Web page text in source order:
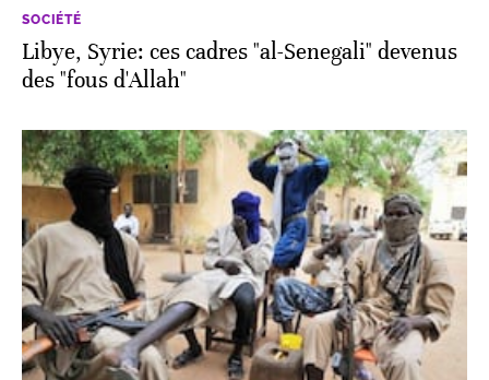
SOCIÉTÉ
Libye, Syrie: ces cadres "al-Senegali" devenus
des "fous d'Allah"